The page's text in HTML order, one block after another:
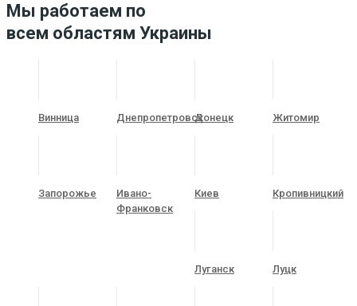
Мы работаем по
всем областям Украины
Винница ДнепропетровскДонецк Житомир
Запорожье
Ивано-
Франковск
Киев Кропивницкий
Луганск Луцк